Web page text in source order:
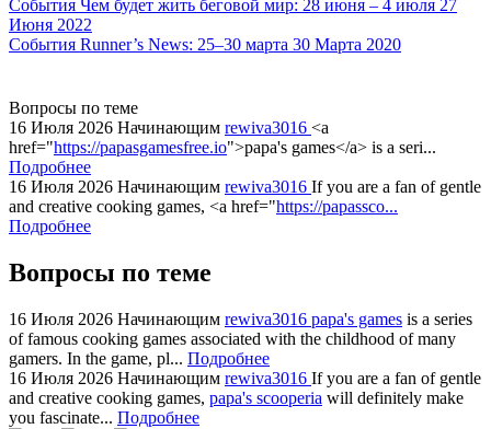
События Чем будет жить беговой мир: 28 июня – 4 июля 27
Июня 2022
События Runner’s News: 25–30 марта 30 Марта 2020
Вопросы по теме
16 Июля 2026 Начинающим rewiva3016 <a
href="https://papasgamesfree.io">papa's games</a> is a seri...
Подробнее
16 Июля 2026 Начинающим rewiva3016 If you are a fan of gentle
and creative cooking games, <a href="https://papassco...
Подробнее
Вопросы по теме
16 Июля 2026 Начинающим rewiva3016 papa's games is a series
of famous cooking games associated with the childhood of many
gamers. In the game, pl... Подробнее
16 Июля 2026 Начинающим rewiva3016 If you are a fan of gentle
and creative cooking games, papa's scooperia will definitely make
you fascinate... Подробнее